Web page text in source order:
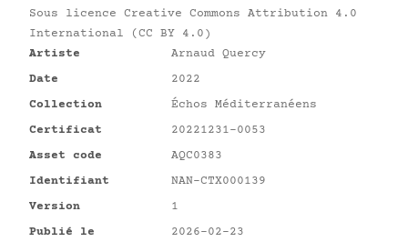
Sous licence Creative Commons Attribution 4.0
International (CC BY 4.0)
Artiste
Arnaud Quercy
Date
2022
Collection
Échos Méditerranéens
Certificat
20221231-0053
Asset code
AQC0383
Identifiant
NAN-CTX000139
Version
1
Publié le
2026-02-23